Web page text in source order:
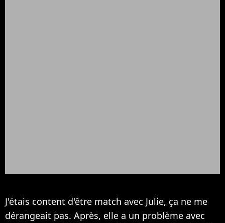
J'étais content d'être match avec Julie, ça ne me
dérangeait pas. Après, elle a un problème avec